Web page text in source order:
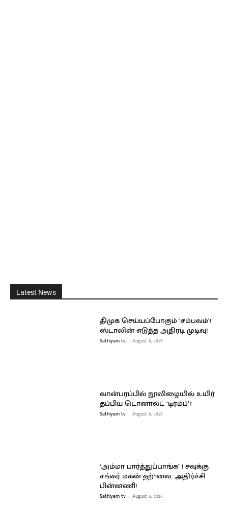
Latest News
திமுக செய்யப்போகும் ‘சம்பவம்’!
ஸ்டாலின் எடுத்த அதிரடி முடிவு!
Sathiyam tv - August 6, 2026
வான்பரப்பில் நூலிழையில் உயிர்
தப்பிய டொனால்ட் ‘டிரம்ப்’?
Sathiyam tv - August 6, 2026
‘அம்மா பார்த்துப்பாங்க’ ! சவுக்கு
சங்கர் மகன் தற்*லை.. அதிர்ச்சி
பின்னணி!
Sathiyam tv - August 6, 2026